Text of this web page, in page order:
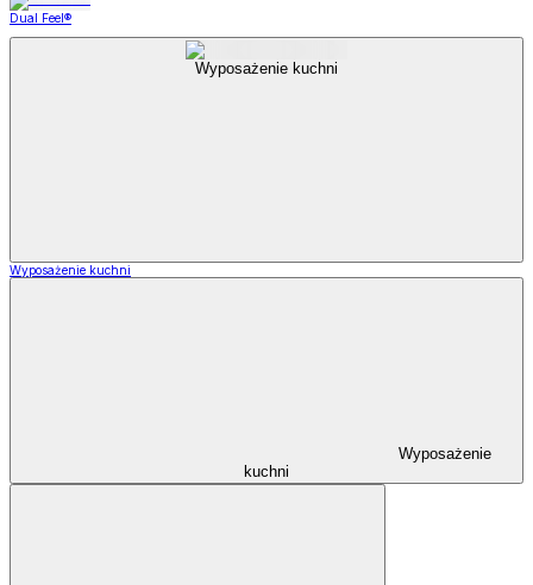
Dual Feel®
Wyposażenie kuchni
Wyposażenie kuchni
Wyposażenie
kuchni